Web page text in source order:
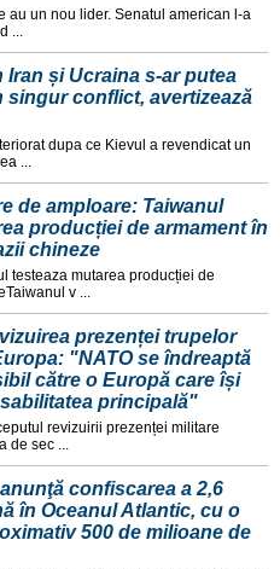
au un nou lider. Senatul american l-a
...
Iran și Ucraina s-ar putea
singur conflict, avertizează
dupa ce Kievul a revendicat un
...
de amploare: Taiwanul
producției de armament în
chineze
testeaza mutarea producției de
v ...
prezenței trupelor
"NATO se îndreaptă
către o Europă care își
principală"
revizuirii prezenței militare
sec ...
confiscarea a 2,6
în Oceanul Atlantic, cu o
500 de milioane de